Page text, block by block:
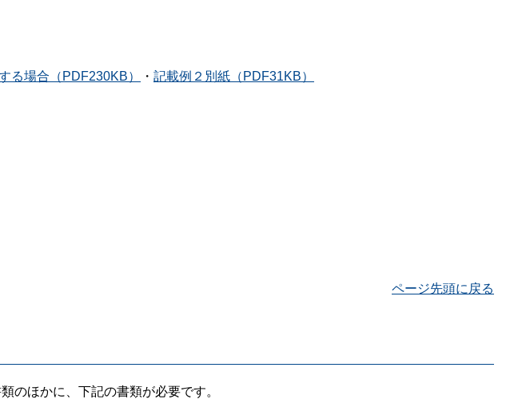
る場合（PDF230KB） ・ 記載例２別紙（PDF31KB）
ページ先頭に戻る
のほかに、下記の書類が必要です。